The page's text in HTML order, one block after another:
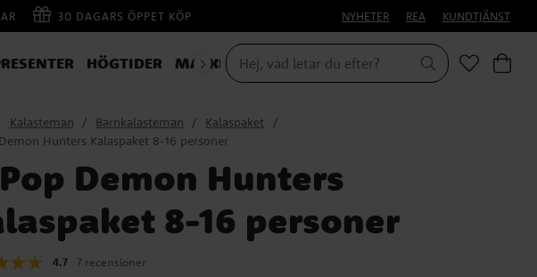
30 DAGARS ÖPPET KÖP NYHETER REA KUNDTJÄNST
HÖGTIDER MASKERAD HALLOWEEN
Kalasteman Barnkalasteman
Kalaspaket
Hunters Kalaspaket 8-16 personer
Demon Hunters
8-16 personer
4.7 7 recensioner